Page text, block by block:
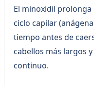
El minoxidil
ciclo capilar
tiempo antes de
cabellos más largos
continuo.